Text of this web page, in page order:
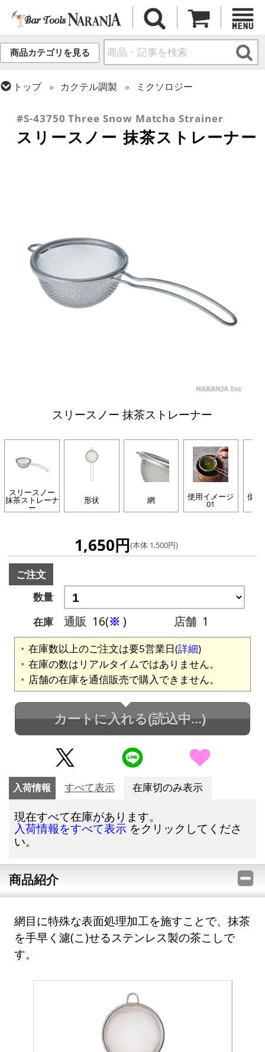
商品カテゴリを見る
トップ カクテル調製
ミクソロジー
#S-43750 Three Snow Matcha Strainer
スリースノー 抹茶ストレーナー
スリースノー 抹茶ストレーナー
スリースノー
抹茶ストレーナ
ー
形状 網 使用イメージ
01
使用
1,650円(本体 1,500円)
ご注文
数量
在庫
通販 16(※ ) 店舗 1
在庫数以上のご注文は要5営業日(詳細)
在庫の数はリアルタイムではありません。
店舗の在庫を通信販売で購入できません。
カートに入れる(読込中...)
入荷情報 すべて表示 在庫切のみ表示
現在すべて在庫があります。
入荷情報をすべて表示 をクリックしてくださ
い。
商品紹介
網目に特殊な表面処理加工を施すことで、抹茶
を手早く濾(こ)せるステンレス製の茶こしで
す。